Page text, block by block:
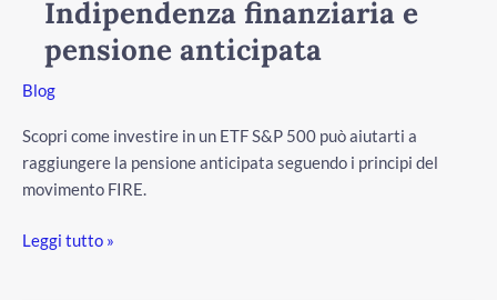
Indipendenza finanziaria e
pensione anticipata
Blog
Scopri come investire in un ETF S&P 500 può aiutarti a
raggiungere la pensione anticipata seguendo i principi del
movimento FIRE.
pensione
anticipata
Leggi tutto »